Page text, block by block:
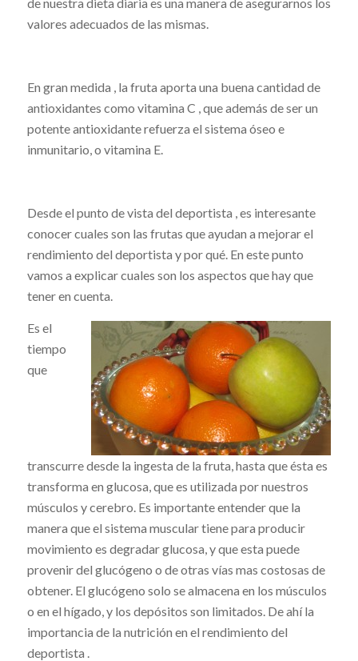
valores adecuados de las mismas.
En gran medida , la fruta aporta una buena cantidad de
antioxidantes como vitamina C , que además de ser un
potente antioxidante refuerza el sistema óseo e
inmunitario, o vitamina E.
Desde el punto de vista del deportista , es interesante
conocer cuales son las frutas que ayudan a mejorar el
rendimiento del deportista y por qué. En este punto
vamos a explicar cuales son los aspectos que hay que
tener en cuenta.
Es el
tiempo
que
transcurre desde la ingesta de la fruta, hasta que ésta es
transforma en glucosa, que es utilizada por nuestros
músculos y cerebro. Es importante entender que la
manera que el sistema muscular tiene para producir
movimiento es degradar glucosa, y que esta puede
provenir del glucógeno o de otras vías mas costosas de
obtener. El glucógeno solo se almacena en los músculos
o en el hígado, y los depósitos son limitados. De ahí la
importancia de la nutrición en el rendimiento del
deportista .